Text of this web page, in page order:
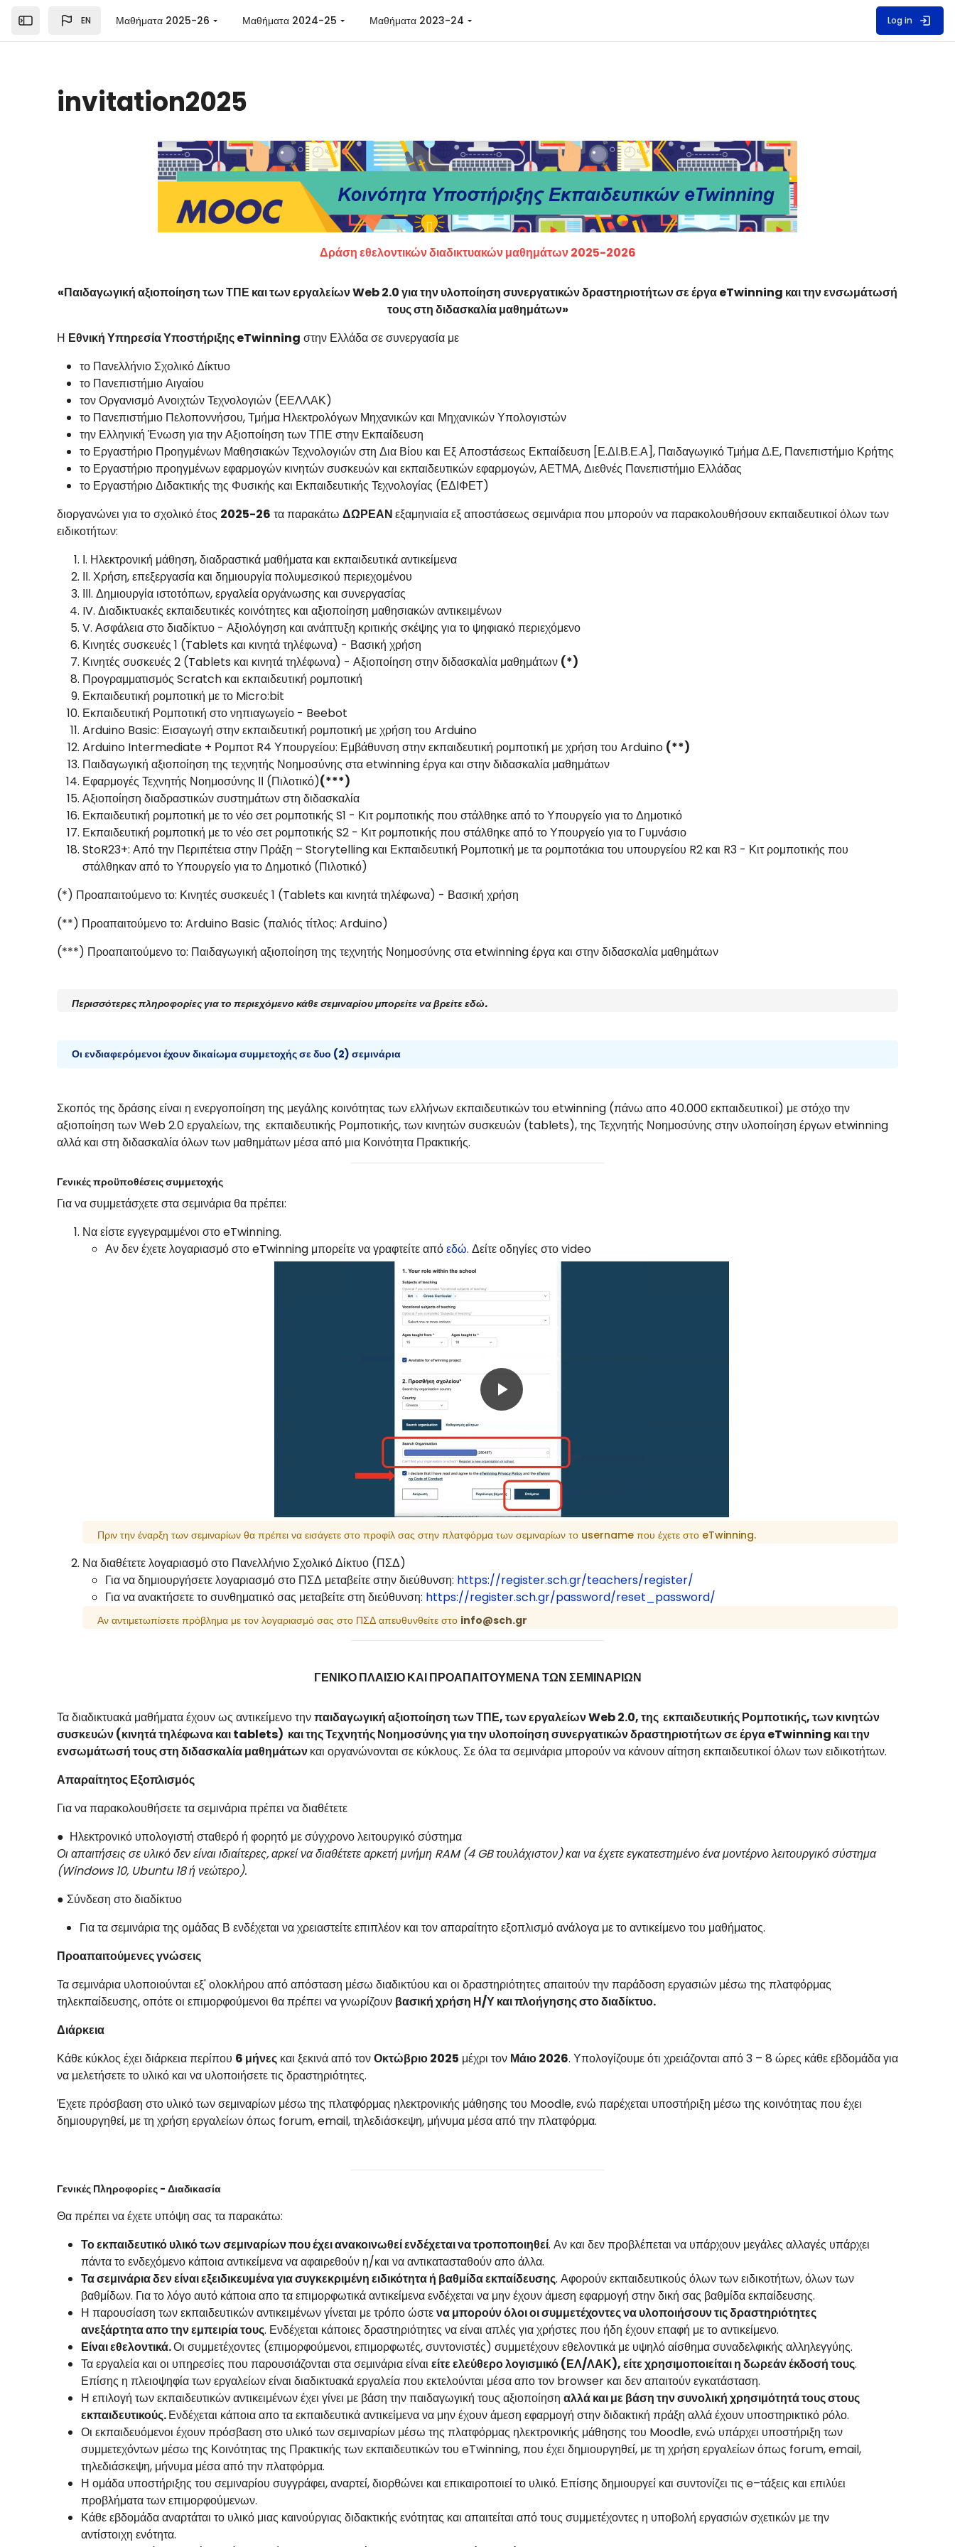
Open the sidebar
EN Μαθήματα 2025-26 Μαθήματα 2024-25 Μαθήματα 2023-24 Log in
invitation2025
Δράση εθελοντικών διαδικτυακών μαθημάτων 2025-2026
«Παιδαγωγική αξιοποίηση των ΤΠΕ και των εργαλείων Web 2.0 για την υλοποίηση συνεργατικών δραστηριοτήτων σε έργα eTwinning και την ενσωμάτωσή
τους στη διδασκαλία μαθημάτων»
Η Εθνική Υπηρεσία Υποστήριξης eTwinning στην Ελλάδα σε συνεργασία με
το Πανελλήνιο Σχολικό Δίκτυο
το Πανεπιστήμιο Αιγαίου
τον Οργανισμό Ανοιχτών Τεχνολογιών (ΕΕΛΛΑΚ)
το Πανεπιστήμιο Πελοποννήσου, Τμήμα Ηλεκτρολόγων Μηχανικών και Μηχανικών Υπολογιστών
την Ελληνική Ένωση για την Αξιοποίηση των ΤΠΕ στην Εκπαίδευση
το Εργαστήριο Προηγμένων Μαθησιακών Τεχνολογιών στη Δια Βίου και Εξ Αποστάσεως Εκπαίδευση [Ε.ΔΙ.Β.Ε.Α], Παιδαγωγικό Τμήμα Δ.Ε, Πανεπιστήμιο Κρήτης
το Εργαστήριο προηγμένων εφαρμογών κινητών συσκευών και εκπαιδευτικών εφαρμογών, ΑΕΤΜΑ, Διεθνές Πανεπιστήμιο Ελλάδας
το Εργαστήριο Διδακτικής της Φυσικής και Εκπαιδευτικής Τεχνολογίας (ΕΔΙΦΕΤ)
διοργανώνει για το σχολικό έτος 2025-26 τα παρακάτω ΔΩΡΕΑΝεξαμηνιαία εξ αποστάσεως σεμινάρια που μπορούν να παρακολουθήσουν εκπαιδευτικοί όλων των
ειδικοτήτων:
Ι. Ηλεκτρονική μάθηση, διαδραστικά μαθήματα και εκπαιδευτικά αντικείμενα
ΙΙ. Χρήση, επεξεργασία και δημιουργία πολυμεσικού περιεχομένου
ΙΙΙ. Δημιουργία ιστοτόπων, εργαλεία οργάνωσης και συνεργασίας
IV. Διαδικτυακές εκπαιδευτικές κοινότητες και αξιοποίηση μαθησιακών αντικειμένων
V. Ασφάλεια στο διαδίκτυο - Αξιολόγηση και ανάπτυξη κριτικής σκέψης για το ψηφιακό περιεχόμενο
Κινητές συσκευές 1 (Tablets και κινητά τηλέφωνα) - Βασική χρήση
Κινητές συσκευές 2 (Tablets και κινητά τηλέφωνα) - Αξιοποίηση στην διδασκαλία μαθημάτων (*)
Προγραμματισμός Scratch και εκπαιδευτική ρομποτική
Εκπαιδευτική ρομποτική με το Micro:bit
Εκπαιδευτική Ρομποτική στο νηπιαγωγείο - Beebot
Arduino Basic: Εισαγωγή στην εκπαιδευτική ρομποτική με χρήση του Arduino
Arduino Intermediate + ΡομποτR4 Υπουργείου: Εμβάθυνση στην εκπαιδευτική ρομποτική με χρήση του Arduino (**)
Παιδαγωγική αξιοποίηση της τεχνητής Νοημοσύνης στα etwinning έργα και στην διδασκαλία μαθημάτων
Εφαρμογές Τεχνητής Νοημοσύνης ΙΙ (Πιλοτικό)(***)
Αξιοποίηση διαδραστικών συστημάτων στη διδασκαλία
Εκπαιδευτική ρομποτική με το νέο σετ ρομποτικής S1 - Κιτ ρομποτικής που στάλθηκε από το Υπουργείο για το Δημοτικό
Εκπαιδευτική ρομποτική με το νέο σετ ρομποτικής S2 - Κιτ ρομποτικής που στάλθηκε από το Υπουργείο για το Γυμνάσιο
StoR23+: Από την Περιπέτεια στην Πράξη – Storytelling και Εκπαιδευτική Ρομποτική με τα ρομποτάκια του υπουργείου R2 και R3 - Κιτ ρομποτικής που
στάλθηκαν από το Υπουργείο για το Δημοτικό (Πιλοτικό)
(*) Προαπαιτούμενο το: Κινητές συσκευές 1 (Tablets και κινητά τηλέφωνα) - Βασική χρήση
(**) Προαπαιτούμενο το: Arduino Basic (παλιός τίτλος: Arduino)
(***) Προαπαιτούμενο το: Παιδαγωγική αξιοποίηση της τεχνητής Νοημοσύνης στα etwinning έργα και στην διδασκαλία μαθημάτων
Περισσότερες πληροφορίες για το περιεχόμενο κάθε σεμιναρίου μπορείτε να βρείτεεδώ.
Οι ενδιαφερόμενοι έχουν δικαίωμα συμμετοχής σε δυο (2) σεμινάρια
Σκοπός της δράσης είναι η ενεργοποίηση της μεγάλης κοινότητας των ελλήνων εκπαιδευτικών του etwinning (πάνω απο 40.000 εκπαιδευτικοί) με στόχο την
αξιοποίηση των Web 2.0 εργαλείων, της εκπαιδευτικής Ρομποτικής, των κινητών συσκευών (tablets), της Τεχνητής Νοημοσύνης στην υλοποίηση έργων etwinning
αλλά και στη διδασκαλία όλων των μαθημάτων μέσα από μια Κοινότητα Πρακτικής.
Γενικές προϋποθέσεις συμμετοχής
Για να συμμετάσχετε στα σεμινάρια θα πρέπει:
Να είστε εγγεγραμμένοι στο eTwinning.
Αν δεν έχετε λογαριασμό στο eTwinning μπορείτε να γραφτείτε απόεδώ. Δείτε οδηγίες στο video
Play
Video
Πριν την έναρξη των σεμιναρίων θα πρέπει να εισάγετε στο προφίλ σας στην πλατφόρμα των σεμιναρίων το username που έχετε στο eTwinning.
Να διαθέτετε λογαριασμό στο Πανελλήνιο Σχολικό Δίκτυο (ΠΣΔ)
Για να δημιουργήσετε λογαριασμό στο ΠΣΔ μεταβείτε στην διεύθυνση: https://register.sch.gr/teachers/register/
Για να ανακτήσετε το συνθηματικό σας μεταβείτε στη διεύθυνση: https://register.sch.gr/password/reset_password/
Αν αντιμετωπίσετε πρόβλημα με τον λογαριασμό σας στο ΠΣΔ απευθυνθείτε στο info@sch.gr
ΓΕΝΙΚΟ ΠΛΑΙΣΙΟ ΚΑΙ ΠΡΟΑΠΑΙΤΟΥΜΕΝΑ ΤΩΝ ΣΕΜΙΝΑΡΙΩΝ
Τα διαδικτυακά μαθήματα έχουν ως αντικείμενο τηνπαιδαγωγική αξιοποίηση των ΤΠΕ, των εργαλείων Web 2.0, της εκπαιδευτικής Ρομποτικής, των κινητών
συσκευών (κινητά τηλέφωνα και tablets) και της Τεχνητής Νοημοσύνης για την υλοποίηση συνεργατικών δραστηριοτήτων σε έργα eTwinning και την
ενσωμάτωσή τους στη διδασκαλία μαθημάτωνκαι οργανώνονται σε κύκλους. Σε όλα τα σεμινάρια μπορούν να κάνουν αίτηση εκπαιδευτικοί όλων των ειδικοτήτων.
Απαραίτητος Εξοπλισμός
Για να παρακολουθήσετε τα σεμινάρια πρέπει να διαθέτετε
● Ηλεκτρονικό υπολογιστή σταθερό ή φορητό με σύγχρονο λειτουργικό σύστημα
Οι απαιτήσεις σε υλικό δεν είναι ιδιαίτερες, αρκεί να διαθέτετε αρκετή μνήμη RAM (4 GB τουλάχιστον) και να έχετε εγκατεστημένο ένα μοντέρνο λειτουργικό σύστημα
(Windows 10, Ubuntu 18 ή νεώτερο).
● Σύνδεση στο διαδίκτυο
Για τα σεμινάρια της ομάδας Β ενδέχεται να χρειαστείτε επιπλέον και τον απαραίτητο εξοπλισμό ανάλογα με το αντικείμενο του μαθήματος.
Προαπαιτούμενες γνώσεις
Τα σεμινάρια υλοποιούνται εξ' ολοκλήρου από απόσταση μέσω διαδικτύου και οι δραστηριότητες απαιτούν την παράδοση εργασιών μέσω της πλατφόρμας
τηλεκπαίδευσης, οπότε οι επιμορφούμενοι θα πρέπει να γνωρίζουν βασική χρήση Η/Υ και πλοήγησης στο διαδίκτυο.
Διάρκεια
Κάθε κύκλος έχει διάρκεια περίπου 6 μήνες και ξεκινά από τονΟκτώβριο 2025 μέχρι τον Μάιο 2026. Υπολογίζουμε ότι χρειάζονται από 3 – 8 ώρες κάθε εβδομάδα για
να μελετήσετε το υλικό και να υλοποιήσετε τις δραστηριότητες.
Έχετε πρόσβαση στο υλικό των σεμιναρίων μέσω της πλατφόρμας ηλεκτρονικής μάθησης του Moodle, ενώ παρέχεται υποστήριξη μέσω της κοινότητας που έχει
δημιουργηθεί, με τη χρήση εργαλείων όπως forum, email, τηλεδιάσκεψη, μήνυμα μέσα από την πλατφόρμα.
Γενικές Πληροφορίες - Διαδικασία
Θα πρέπει να έχετε υπόψη σας τα παρακάτω:
Το εκπαιδευτικό υλικό των σεμιναρίων που έχει ανακοινωθεί ενδέχεται να τροποποιηθεί. Αν και δεν προβλέπεται να υπάρχουν μεγάλες αλλαγές υπάρχει
πάντα το ενδεχόμενο κάποια αντικείμενα να αφαιρεθούν η/και να αντικατασταθούν απο άλλα.
Τα σεμινάρια δεν είναι εξειδικευμένα για συγκεκριμένη ειδικότητα ή βαθμίδα εκπαίδευσης. Αφορούν εκπαιδευτικούς όλων των ειδικοτήτων, όλων των
βαθμίδων. Για το λόγο αυτό κάποια απο τα επιμορφωτικά αντικείμενα ενδέχεται να μην έχουν άμεση εφαρμογή στην δική σας βαθμίδα εκπαίδευσης.
Η παρουσίαση των εκπαιδευτικών αντικειμένων γίνεται με τρόπο ώστενα μπορούν όλοι οι συμμετέχοντες να υλοποιήσουν τις δραστηριότητες
ανεξάρτητα απο την εμπειρία τους. Ενδέχεται κάποιες δραστηριότητες να είναι απλές για χρήστες που ήδη έχουν επαφή με το αντικείμενο.
Είναι εθελοντικά.Οι συμμετέχοντες (επιμορφούμενοι, επιμορφωτές, συντονιστές) συμμετέχουν εθελοντικά με υψηλό αίσθημα συναδελφικής αλληλεγγύης.
Τα εργαλεία και οι υπηρεσίες που παρουσιάζονται στα σεμινάρια είναι είτε ελεύθερο λογισμικό (ΕΛ/ΛΑΚ), είτε χρησιμοποιείται η δωρεάν έκδοσή τους.
Επίσης η πλειοψηφία των εργαλείων είναι διαδικτυακά εργαλεία που εκτελούνται μέσα απο τον browser και δεν απαιτούν εγκατάσταση.
Η επιλογή των εκπαιδευτικών αντικειμένων έχει γίνει με βάση την παιδαγωγική τους αξιοποίηση αλλά και με βάση την συνολική χρησιμότητά τους στους
εκπαιδευτικούς.Ενδέχεται κάποια απο τα εκπαιδευτικά αντικείμενα να μην έχουν άμεση εφαρμογή στην διδακτική πράξη αλλά έχουν υποστηρικτικό ρόλο.
Οι εκπαιδευόμενοι έχουν πρόσβαση στο υλικό των σεμιναρίων μέσω της πλατφόρμας ηλεκτρονικής μάθησης του Moodle, ενώ υπάρχει υποστήριξη των
συμμετεχόντων μέσω της Κοινότητας της Πρακτικής των εκπαιδευτικών του eTwinning, που έχει δημιουργηθεί, με τη χρήση εργαλείων όπως forum, email,
τηλεδιάσκεψη, μήνυμα μέσα από την πλατφόρμα.
Η ομάδα υποστήριξης του σεμιναρίου συγγράφει, αναρτεί, διορθώνει και επικαιροποιεί το υλικό. Επίσης δημιουργεί και συντονίζει τις e–τάξεις και επιλύει
προβλήματα των επιμορφούμενων.
Κάθε εβδομάδα αναρτάται το υλικό μιας καινούργιας διδακτικής ενότητας και απαιτείται από τους συμμετέχοντες η υποβολή εργασιών σχετικών με την
αντίστοιχη ενότητα.